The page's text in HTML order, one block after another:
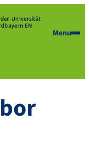
Universität
EN
Menu